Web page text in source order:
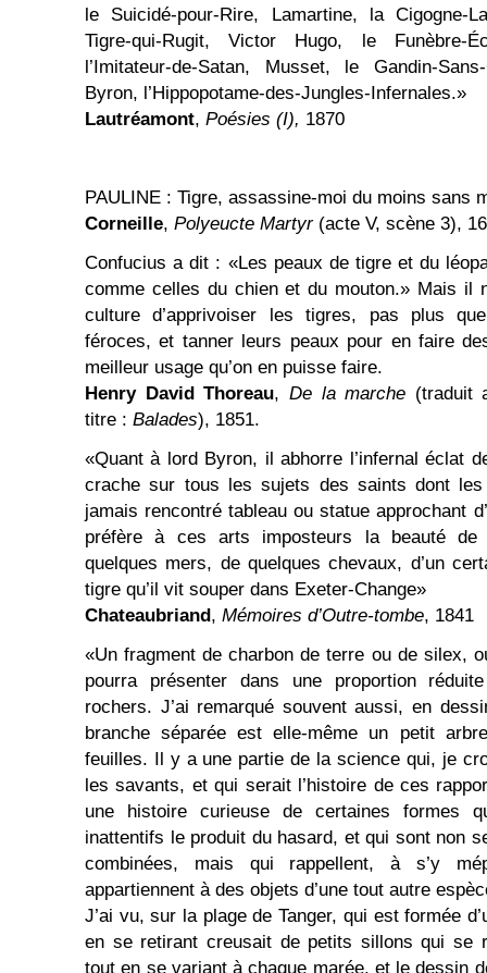
le Suicidé-pour-Rire, Lamartine, la Cigogne-
Tigre-qui-Rugit, Victor Hugo, le Funèbre-
l’Imitateur-de-Satan, Musset, le Gandin-
Byron, l’Hippopotame-des-Jungles-Infernales.»
Lautréamont, Poésies (I), 1870
PAULINE : Tigre, assassine-moi du moins sans
Corneille, Polyeucte Martyr (acte V, scène 3),
Confucius a dit : «Les peaux de tigre et du
comme celles du chien et du mouton.» Mais il
culture d’apprivoiser les tigres, pas plus
féroces, et tanner leurs peaux pour en faire
meilleur usage qu’on en puisse faire.
Henry David Thoreau, De la marche (traduit
titre : Balades), 1851.
«Quant à lord Byron, il abhorre l’infernal éclat
crache sur tous les sujets des saints dont
jamais rencontré tableau ou statue approchant
préfère à ces arts imposteurs la beauté de
quelques mers, de quelques chevaux, d’un
tigre qu’il vit souper dans Exeter-Change»
Chateaubriand, Mémoires d’Outre-tombe, 1841
«Un fragment de charbon de terre ou de silex,
pourra présenter dans une proportion
rochers. J’ai remarqué souvent aussi, en
branche séparée est elle-même un petit
feuilles. Il y a une partie de la science qui, je
les savants, et qui serait l’histoire de ces
une histoire curieuse de certaines formes
inattentifs le produit du hasard, et qui sont non
combinées, mais qui rappellent, à s’y
appartiennent à des objets d’une tout autre
J’ai vu, sur la plage de Tanger, qui est formée
en se retirant creusait de petits sillons qui se
tout en se variant à chaque marée, et le dessin